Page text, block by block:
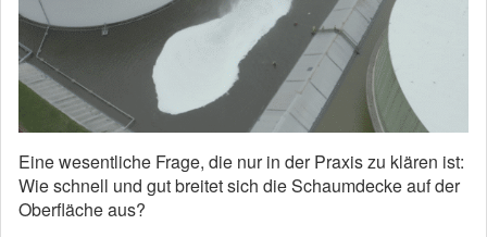
Eine wesentliche Frage, die nur in der Praxis zu klären ist:
Wie schnell und gut breitet sich die Schaumdecke auf der
Oberfläche aus?